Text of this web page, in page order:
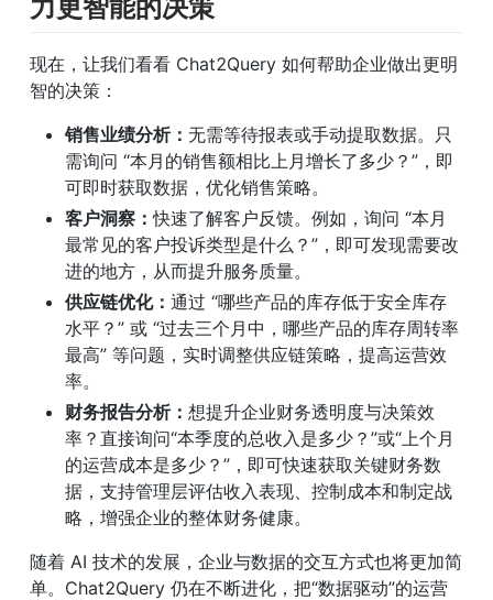
力更智能的决策
现在，让我们看看 Chat2Query 如何帮助企业做出更明
智的决策：
销售业绩分析： 无需等待报表或手动提取数据。只
需询问 “本月的销售额相比上月增长了多少？”，即
可即时获取数据，优化销售策略。
客户洞察：快速了解客户反馈。例如，询问 “本月
最常见的客户投诉类型是什么？”，即可发现需要改
进的地方，从而提升服务质量。
供应链优化： 通过 “哪些产品的库存低于安全库存
水平？” 或 “过去三个月中，哪些产品的库存周转率
最高” 等问题，实时调整供应链策略，提高运营效
率。
财务报告分析： 想提升企业财务透明度与决策效
率？直接询问“本季度的总收入是多少？”或“上个月
的运营成本是多少？”，即可快速获取关键财务数
据，支持管理层评估收入表现、控制成本和制定战
略，增强企业的整体财务健康。
随着 AI 技术的发展，企业与数据的交互方式也将更加简
单。Chat2Query 仍在不断进化，把“数据驱动”的运营